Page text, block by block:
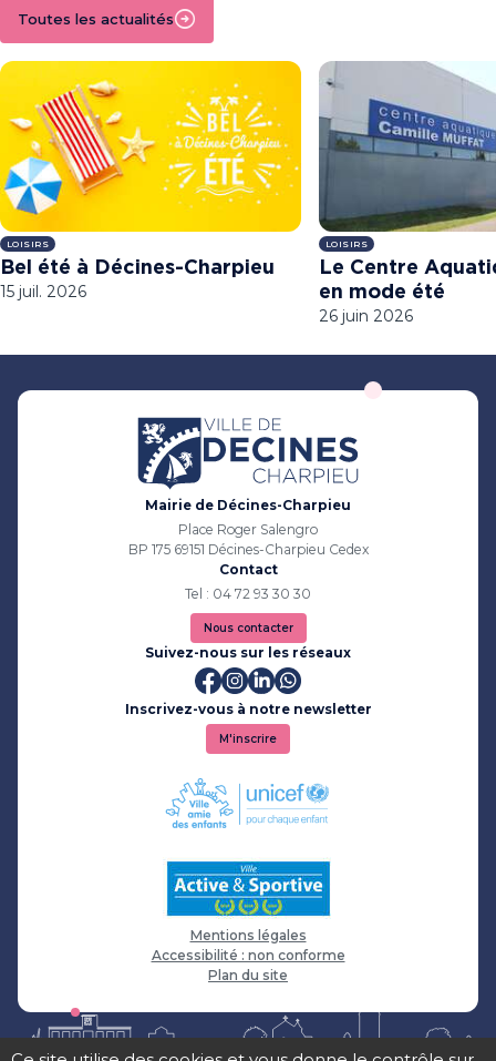
Toutes les actualités
Bel été à Décines-Charpieu
LOISIRS
15 juil. 2026
Le Centre
en mode été
LOISIRS
26 juin 2026
Mairie de Décines-Charpieu
Place Roger Salengro
BP 175 69151 Décines-Charpieu Cedex
Contact
Tel : 04 72 93 30 30
Nous contacter
Suivez-nous sur les réseaux
Inscrivez-vous à notre newsletter
M'inscrire
Mentions légales
Accessibilité : non conforme
Plan du site